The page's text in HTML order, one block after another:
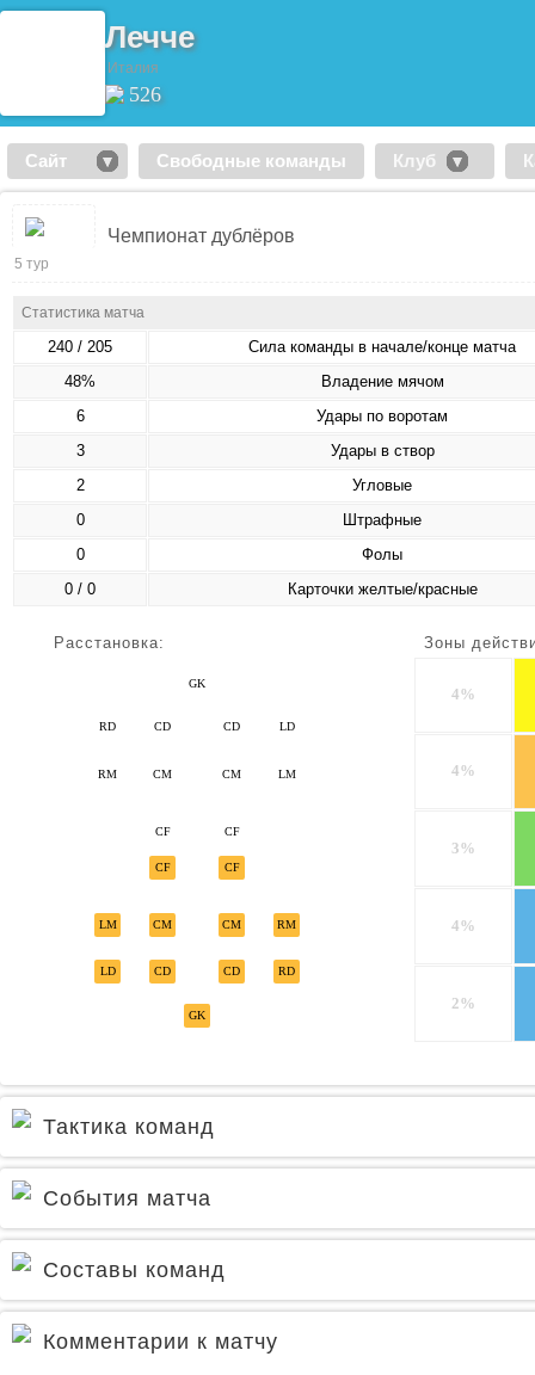
Лечче
Италия
526
Сайт Свободные команды Клуб
Чемпионат дублёров
5 тур
Статистика матча
240 / 205
Сила команды в начале/конце матча
48%
Владение мячом
6
Удары по воротам
3
Удары в створ
2
Угловые
0
Штрафные
0
Фолы
0 / 0
Карточки желтые/красные
Расстановка:
GK
CD LD
CD
RD
LM
CM CM
RM
CF CF
GK
LD CD CD RD
LM CM CM RM
CF CF
Зоны
4%
4%
3%
4%
2%
Тактика команд
События матча
Составы команд
Комментарии к матчу